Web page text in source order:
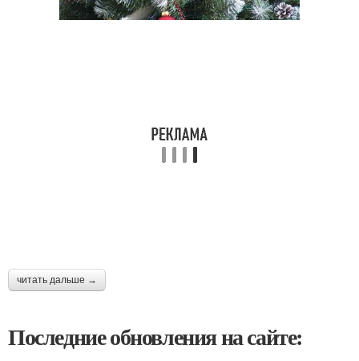
читать дальше →
Последние обновления на сайте: